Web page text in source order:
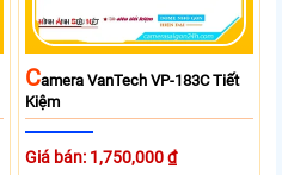
CAmera VanTech VP-183C Tiết
Kiệm
Giá bán: 1,750,000 ₫